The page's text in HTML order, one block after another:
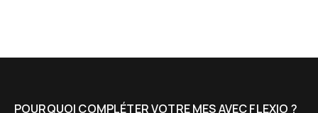
POURQUOI COMPLÉTER VOTRE MES AVEC FLEXIO ?